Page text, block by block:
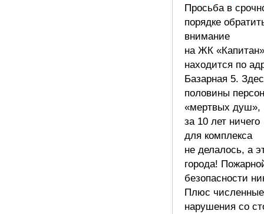
Просьба в
порядке
внимание
на ЖК
находится по
Базарная 5.
половины
«мертвых душ»,
за 10 лет ничего
для комплекса
не делалось, а
города!
безопасности
Плюс численные
нарушения со